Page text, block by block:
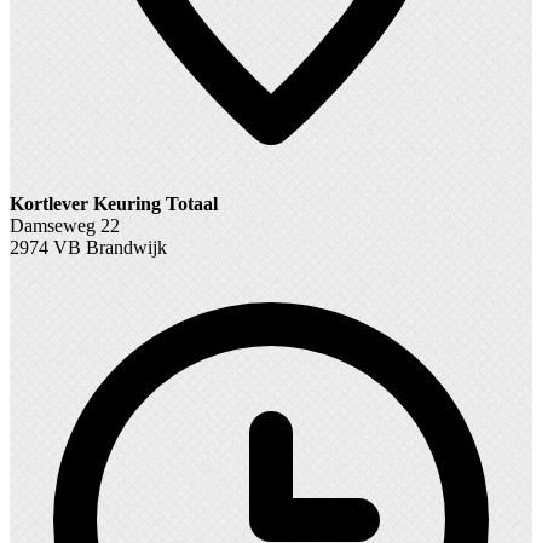
Kortlever Keuring Totaal
Damseweg 22
2974 VB Brandwijk